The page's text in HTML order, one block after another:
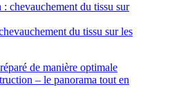
du tissu sur les